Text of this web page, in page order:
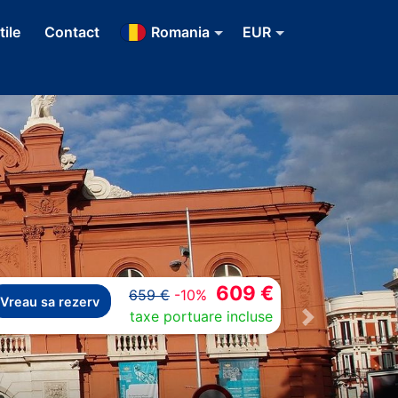
Contact Romania EUR
Vreau sa rezerv 659 € -10% 609 €
taxe portuare incluse
Next